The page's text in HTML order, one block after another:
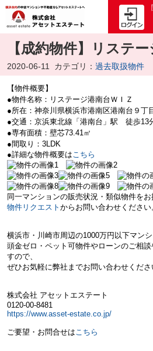
【成約物件】リステ
2020-06-11 カテゴリ： 過去取扱物件
【物件概要】
●物件名称：リステージ港南台ＷＩＺ
●所在：神奈川県横浜市港南区港南台９丁
●交通：京浜東北線「港南台」駅 徒歩13
●専有面積：壁芯73.41㎡
●間取り：3LDK
●詳細な物件概要はこちら
同一マンションの販売状況・類似物件を
物件リクエスト からお問い合わせください
横浜市・川崎市周辺の1000万円以下マンシ
頭金ゼロ・ペット可物件やローンのご相
すので、
ぜひお気軽に弊社までお問い合わせくださ
株式会社 アセットエステート
0120-00-8481
https://www.asset-estate.co.jp/
ご要望・お問合せはこちら